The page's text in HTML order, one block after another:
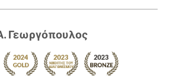
Γεωργόπουλος